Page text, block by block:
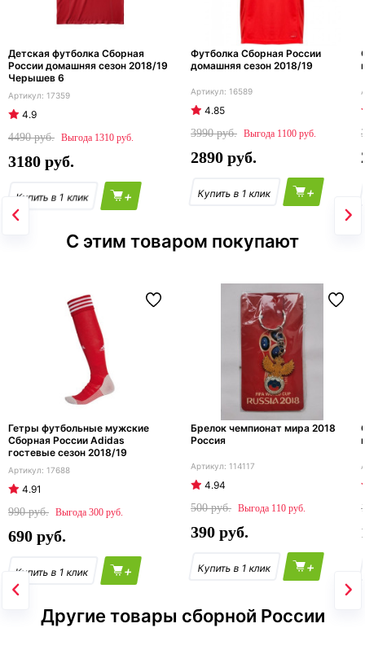
Детская футболка Сборная
России домашняя сезон 2018/19
Черышев 6
17359
4.9
4490
1310
3180
+
Футболка Сборная России
домашняя сезон 2018/19
16589
4.85
3990
1100
2890
+
С этим товаром покупают
Гетры футбольные мужские
Сборная России Adidas
гостевые сезон 2018/19
17688
4.91
990
300
690
+
Брелок чемпионат мира 2018
Россия
114117
4.94
500
110
390
+
Другие товары сборной России